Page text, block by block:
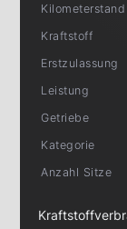
Kilometerstand
Kraftstoff
Erstzulassung
Leistung
Getriebe
Kategorie
Anzahl Sitze